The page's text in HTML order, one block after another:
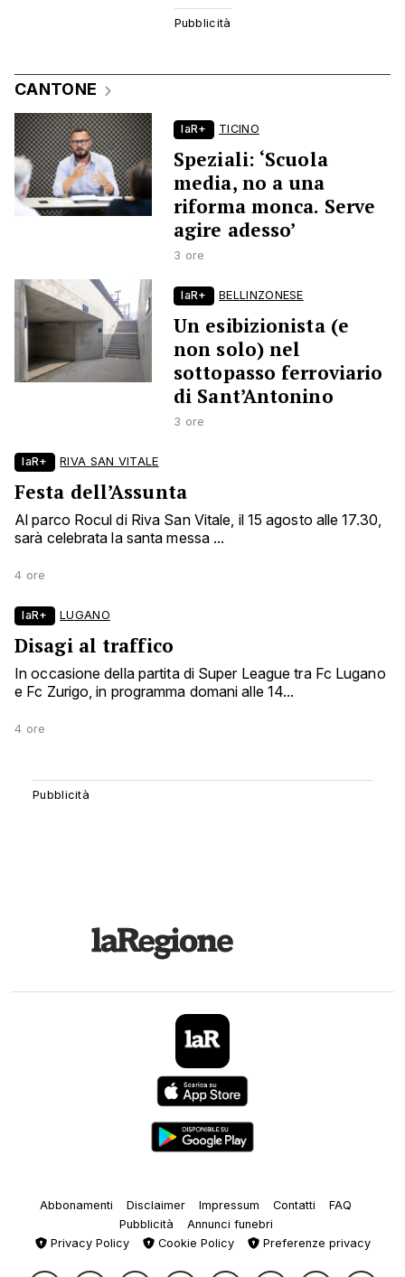
CANTONE
laR+ TICINO
Speziali: ‘Scuola
media, no a una
riforma monca. Serve
agire adesso’
3 ore
laR+ BELLINZONESE
Un esibizionista (e
non solo) nel
sottopasso ferroviario
di Sant’Antonino
3 ore
laR+ RIVA SAN VITALE
Festa dell’Assunta
Al parco Rocul di Riva San Vitale, il 15 agosto alle 17.30,
sarà celebrata la santa messa ...
4 ore
laR+ LUGANO
Disagi al traffico
In occasione della partita di Super League tra Fc Lugano
e Fc Zurigo, in programma domani alle 14...
4 ore
Abbonamenti Disclaimer Impressum Contatti
FAQ
Pubblicità
Annunci funebri
Privacy Policy
Cookie Policy Preferenze privacy